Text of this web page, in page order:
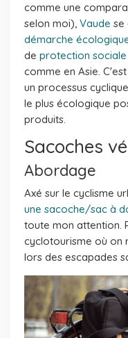
comme une
selon moi), Vaude se
démarche
de protection
comme en Asie.
un processus
le plus écologique
produits.
Sacoches
Abordage
Axé sur le cyclisme
une sacoche/sac à
toute mon attention.
cyclotourisme où on
lors des escapades